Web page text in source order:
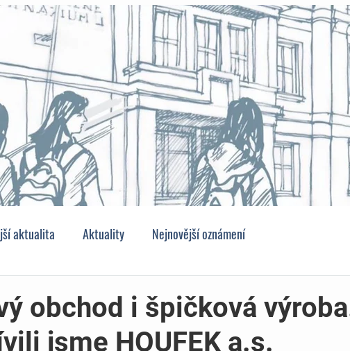
aktualita Aktuality Nejnovější oznámení
obchod i špičková
jsme HOUFEK a.s.